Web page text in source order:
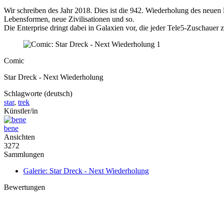
Wir schreiben des Jahr 2018. Dies ist die 942. Wiederholung des
Lebensformen, neue Zivilisationen und so.
Die Enterprise dringt dabei in Galaxien vor, die jeder Tele5-Zuschauer
Comic
Star Dreck - Next Wiederholung
Schlagworte (deutsch)
star, trek
Künstler/in
bene
Ansichten
3272
Sammlungen
Galerie: Star Dreck - Next Wiederholung
Bewertungen